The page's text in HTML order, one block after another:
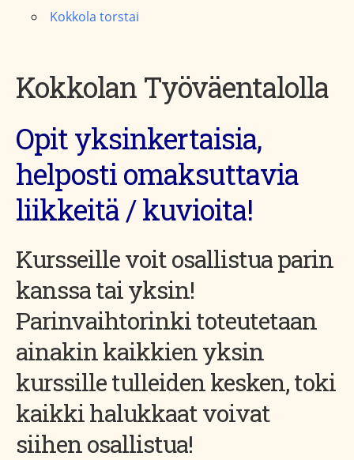
Kokkola torstai
Kokkolan Työväentalolla
Opit yksinkertaisia,
helposti omaksuttavia
liikkeitä / kuvioita!
Kursseille voit osallistua parin
kanssa tai yksin!
Parinvaihtorinki toteutetaan
ainakin kaikkien yksin
kurssille tulleiden kesken, toki
kaikki halukkaat voivat
siihen osallistua!